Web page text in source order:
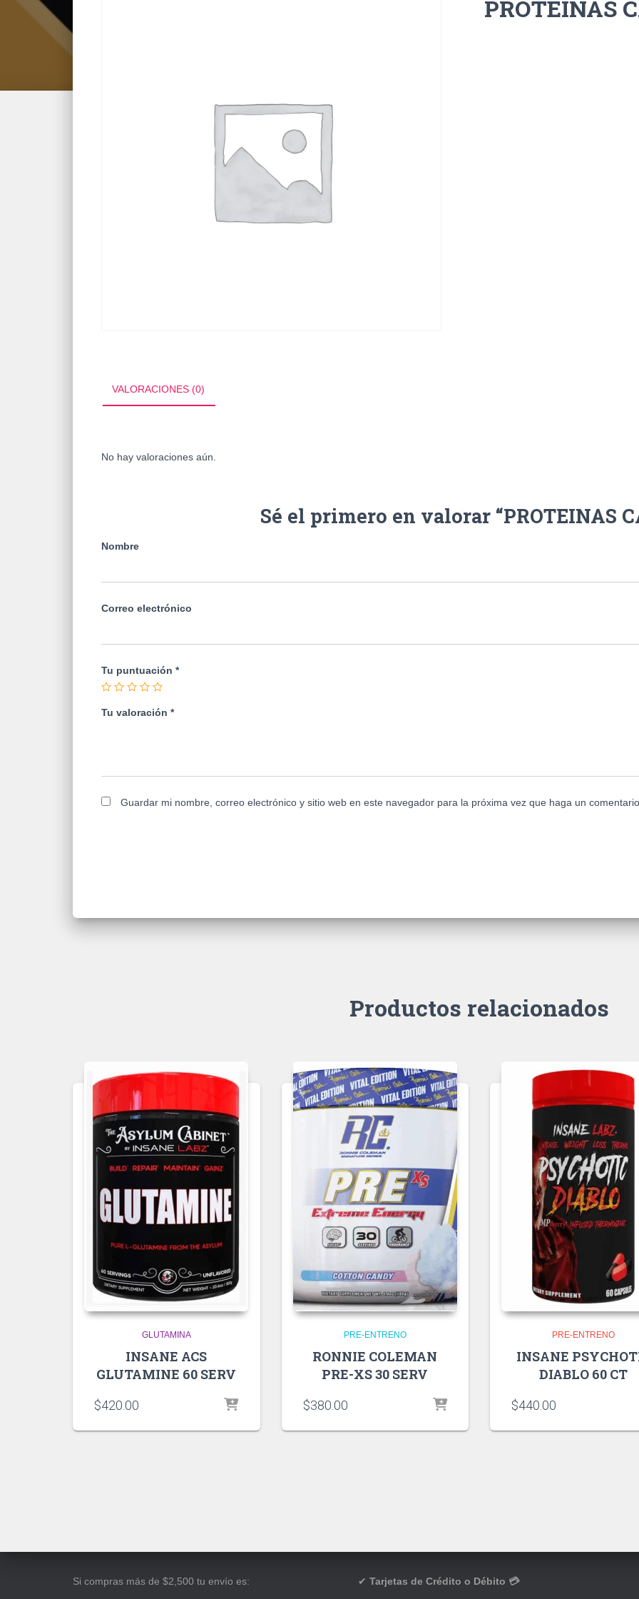
PROTEINAS
VALORACIONES (0)
No hay valoraciones aún.
Sé el primero en valorar “PROTEINAS
Nombre
Correo electrónico
Tu puntuación *
Tu valoración *
Guardar mi nombre, correo electrónico y sitio web en este navegador para la próxima vez que haga un
Productos relacionados
GLUTAMINA
INSANE ACS
GLUTAMINE 60 SERV
$420.00
PRE-ENTRENO
RONNIE COLEMAN
PRE-XS 30 SERV
$380.00
PRE-ENTRENO
INSANE
DIABLO 60 CT
$440.00
Si compras más de $2,500 tu envío es: ✔ Tarjetas de Crédito o Débito 💳